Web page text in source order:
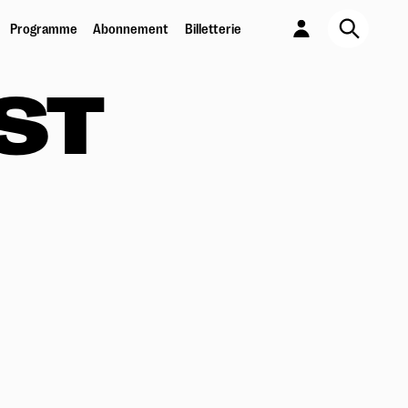
Programme Abonnement Billetterie
En savoir plus